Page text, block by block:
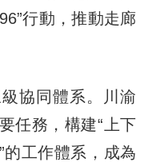
行動，推動走廊
協同體系。川渝
任務，構建“上下
工作體系，成為